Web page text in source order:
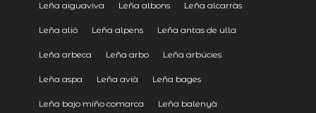
Leña aiguaviva Leña albons Leña alcarràs
Leña alió Leña alpens Leña antas de ulla
Leña arbeca Leña arbo Leña arbúcies
Leña aspa Leña avià Leña bages
Leña bajo miño comarca Leña balenyà